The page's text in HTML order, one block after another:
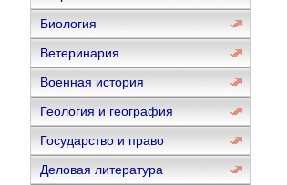
Биология
Ветеринария
Военная история
Геология и география
Государство и право
Деловая литература